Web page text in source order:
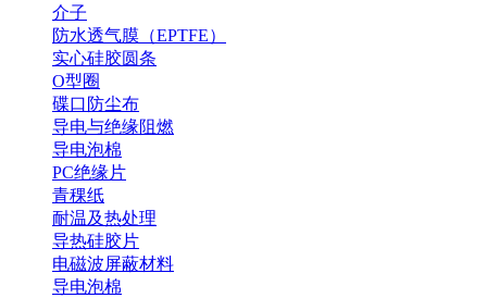
介子
防水透气膜（EPTFE）
实心硅胶圆条
O型圈
碟口防尘布
导电与绝缘阻燃
导电泡棉
PC绝缘片
青稞纸
耐温及热处理
导热硅胶片
电磁波屏蔽材料
导电泡棉